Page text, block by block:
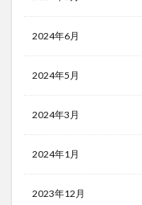
2024年6月
2024年5月
2024年3月
2024年1月
2023年12月